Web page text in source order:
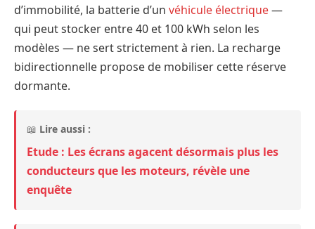
d’immobilité, la batterie d’un véhicule électrique—
qui peut stocker entre 40 et 100 kWh selon les
modèles — ne sert strictement à rien. La recharge
bidirectionnelle propose de mobiliser cette réserve
dormante.
📖 Lire aussi :
Etude : Les écrans agacent désormais plus les
conducteurs que les moteurs, révèle une
enquête